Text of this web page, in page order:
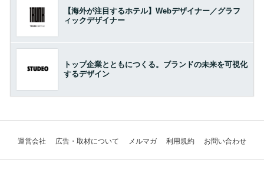
【海外が注目するホテル】Webデザイナー／グラフ
ィックデザイナー
トップ企業とともにつくる。ブランドの未来を可視化
するデザイン
運営会社 広告・取材について メルマガ 利用規約 お問い合わせ